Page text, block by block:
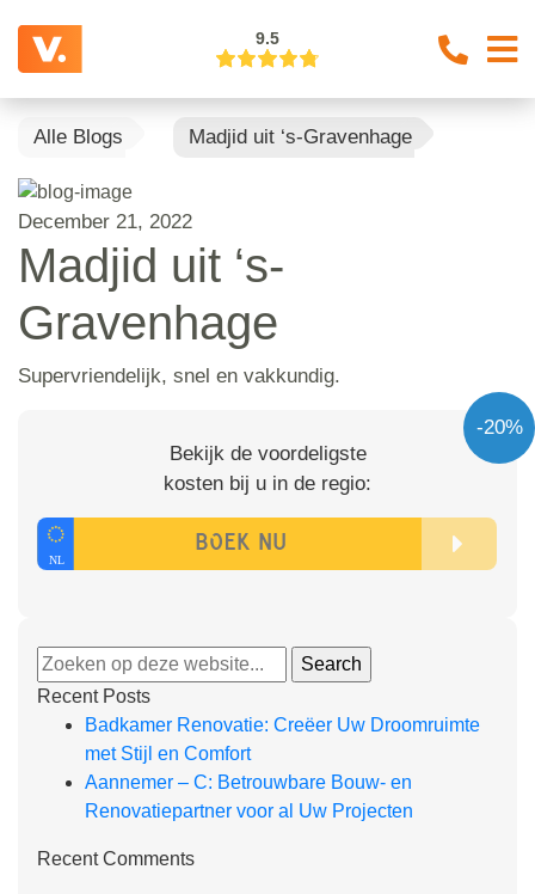
9.5
Alle Blogs Madjid uit ‘s-Gravenhage
December 21, 2022
Madjid uit ‘s-
Gravenhage
Supervriendelijk, snel en vakkundig.
-20%
Bekijk de voordeligste
kosten bij u in de regio:
Recent Posts
Badkamer Renovatie: Creëer Uw Droomruimte
met Stijl en Comfort
Aannemer – C: Betrouwbare Bouw- en
Renovatiepartner voor al Uw Projecten
Recent Comments